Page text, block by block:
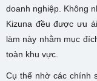
doanh nghiệp. Không
Kizuna đều được ưu
làm này nhằm mục
toàn khu vực.
Cụ thể nhờ các chính